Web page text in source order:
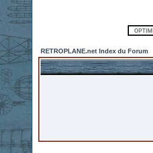
RETROPLANE.net Index du Forum